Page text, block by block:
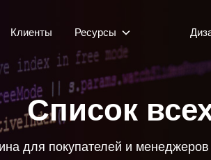
Клиенты Ресурсы
Список
для покупателей и